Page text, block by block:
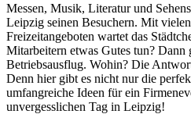
Messen, Musik, Literatur und
Leipzig seinen Besuchern. Mit
Freizeitangeboten wartet das
Mitarbeitern etwas Gutes tun? Dann
Betriebsausflug. Wohin? Die
Denn hier gibt es nicht nur die
umfangreiche Ideen für ein
unvergesslichen Tag in Leipzig!